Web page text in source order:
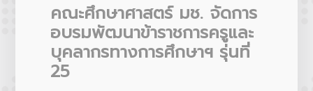
คณะศึกษาศาสตร์ มช. จัดการ
อบรมพัฒนาข้าราชการครูและ
บุคลากรทางการศึกษาฯ รุ่นที่
25